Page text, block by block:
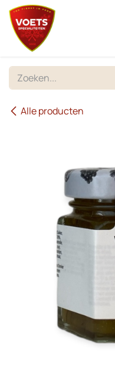
Overslaan naar inhoud
Alle producten